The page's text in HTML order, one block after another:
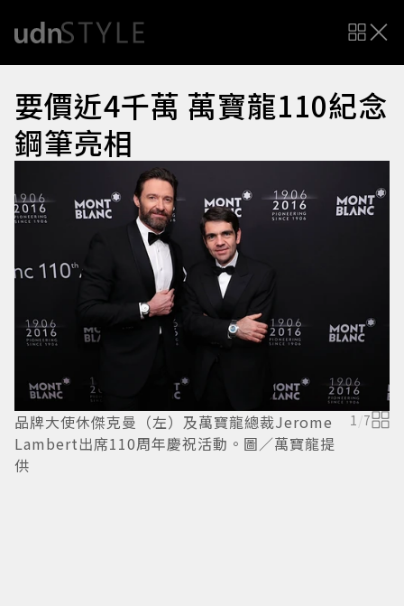
要價近4千萬 萬寶龍110紀念
鋼筆亮相
品牌大使休傑克曼（左）及萬寶龍總裁Jerome
Lambert出席110周年慶祝活動。圖／萬寶龍提
供
1/7